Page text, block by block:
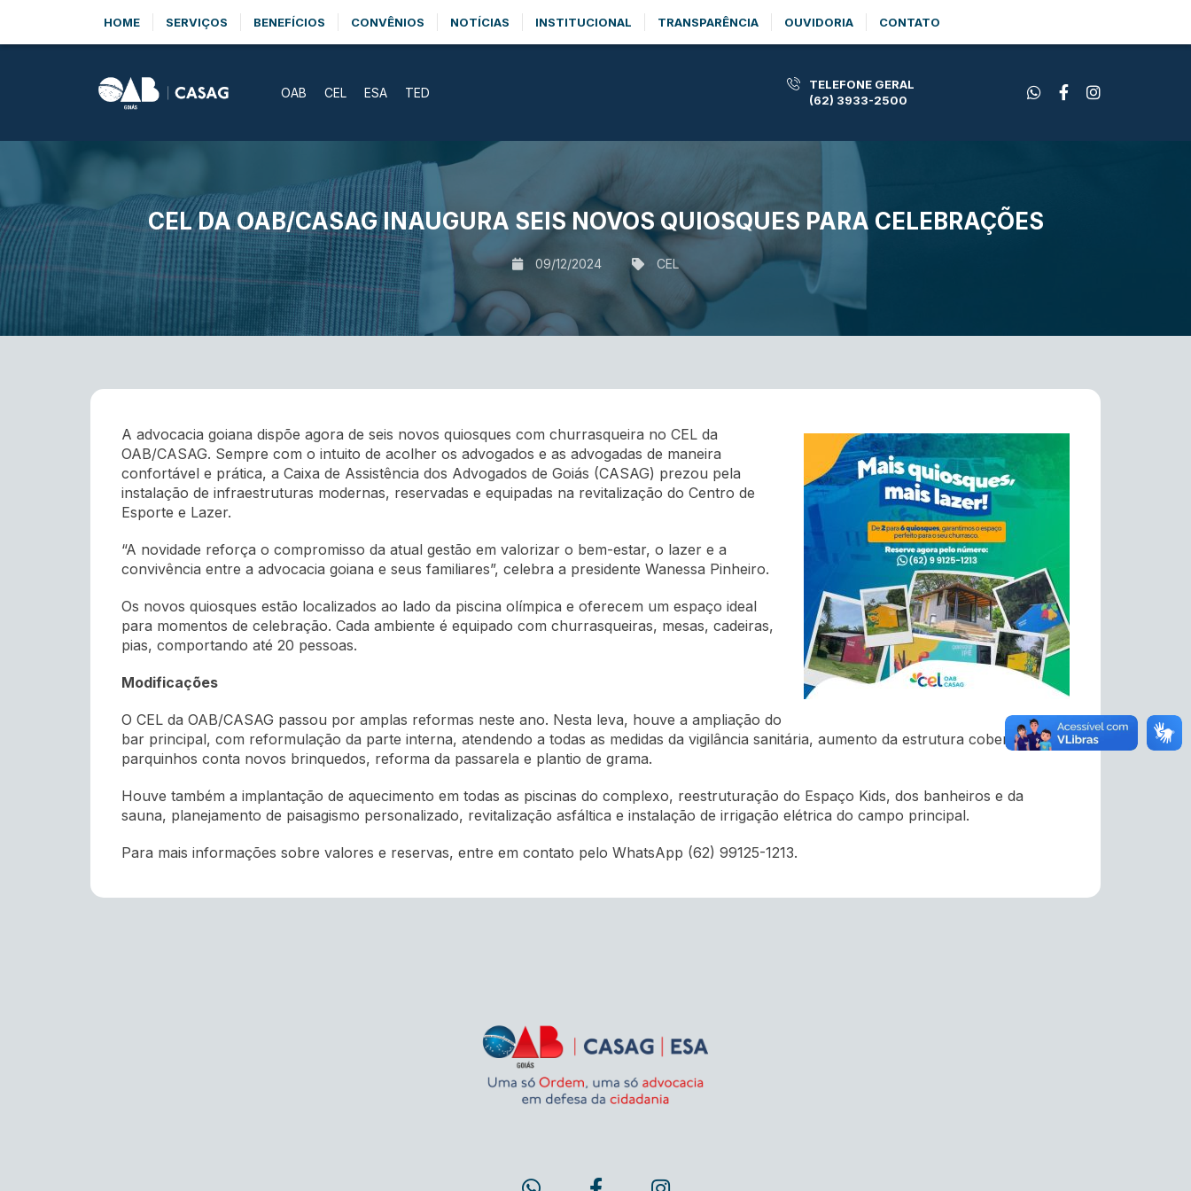
HOME SERVIÇOS BENEFÍCIOS CONVÊNIOS NOTÍCIAS INSTITUCIONAL TRANSPARÊNCIA OUVIDORIA CONTATO
OAB CEL ESA TED
TELEFONE GERAL
(62) 3933-2500
CEL DA OAB/CASAG INAUGURA SEIS NOVOS QUIOSQUES PARA CELEBRAÇÕES
09/12/2024 CEL
A advocacia goiana dispõe agora de seis novos quiosques com churrasqueira no CEL da
OAB/CASAG. Sempre com o intuito de acolher os advogados e as advogadas de maneira
confortável e prática, a Caixa de Assistência dos Advogados de Goiás (CASAG) prezou pela
instalação de infraestruturas modernas, reservadas e equipadas na revitalização do Centro de
Esporte e Lazer.
“A novidade reforça o compromisso da atual gestão em valorizar o bem-estar, o lazer e a
convivência entre a advocacia goiana e seus familiares”, celebra a presidente Wanessa Pinheiro.
Os novos quiosques estão localizados ao lado da piscina olímpica e oferecem um espaço ideal
para momentos de celebração. Cada ambiente é equipado com churrasqueiras, mesas, cadeiras,
pias, comportando até 20 pessoas.
Modificações
O CEL da OAB/CASAG passou por amplas reformas neste ano. Nesta leva, houve a ampliação do
bar principal, com reformulação da parte interna, atendendo a todas as medidas da vigilância sanitária, aumento da estrutura coberta,
parquinhos conta novos brinquedos, reforma da passarela e plantio de grama.
Houve também a implantação de aquecimento em todas as piscinas do complexo, reestruturação do Espaço Kids, dos banheiros e da
sauna, planejamento de paisagismo personalizado, revitalização asfáltica e instalação de irrigação elétrica do campo principal.
Para mais informações sobre valores e reservas, entre em contato pelo WhatsApp (62) 99125-1213.